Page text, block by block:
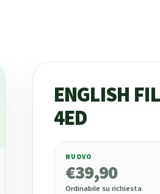
ENGLISH
4ED
39,90
NUOVO
€39,90
Ordinabile su richiesta